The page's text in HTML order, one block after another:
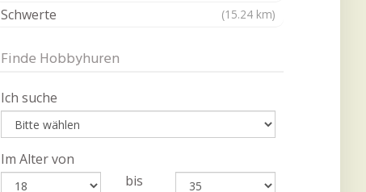
Schwerte (15.24 km)
Finde Hobbyhuren
Ich suche
Im Alter von
bis